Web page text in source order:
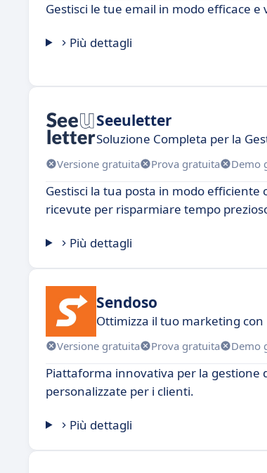
Gestisci le tue email in modo efficace
Più dettagli
Seeuletter
Soluzione Completa per la
Versione gratuita Prova gratuita Demo
Gestisci la tua posta in modo
ricevute per risparmiare tempo
Più dettagli
Sendoso
Ottimizza il tuo marketing
Versione gratuita Prova gratuita Demo
Piattaforma innovativa per la gestione
personalizzate per i clienti.
Più dettagli